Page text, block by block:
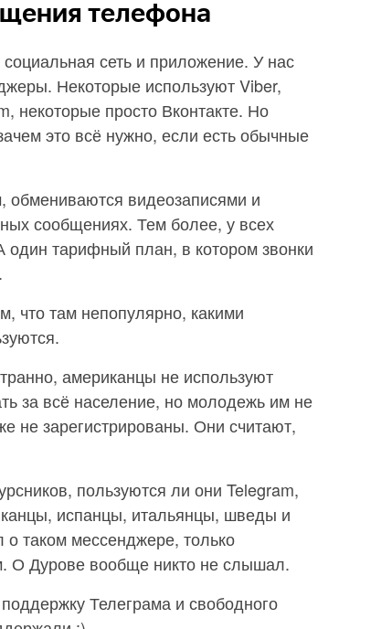
телефона
сеть и приложение. У нас
Некоторые используют Viber,
некоторые просто Вконтакте. Но
это всё нужно, если есть обычные
видеозаписями и
сообщениях. Тем более, у всех
тарифный план, в котором звонки
что там непопулярно, какими
американцы не используют
за всё население, но молодежь им не
не зарегистрированы. Они считают,
пользуются ли они Telegram,
испанцы, итальянцы, шведы и
таком мессенджере, только
О Дурове вообще никто не слышал.
Телеграма и свободного